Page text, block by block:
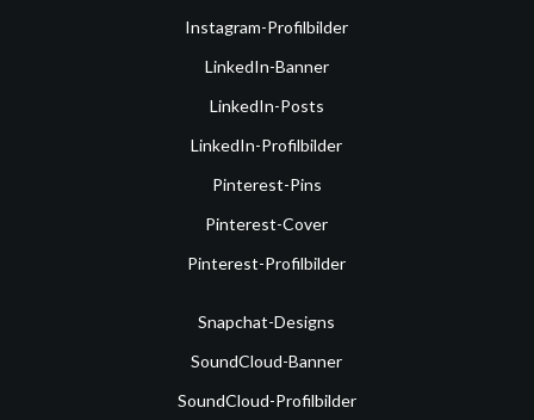
Instagram-Profilbilder
LinkedIn-Banner
LinkedIn-Posts
LinkedIn-Profilbilder
Pinterest-Pins
Pinterest-Cover
Pinterest-Profilbilder
Snapchat-Designs
SoundCloud-Banner
SoundCloud-Profilbilder